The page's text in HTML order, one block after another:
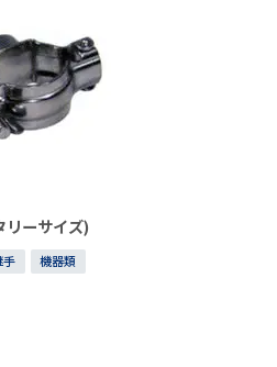
リーサイズ)
手 機器類